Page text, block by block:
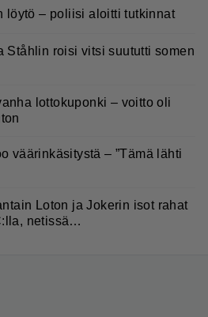
löytö – poliisi aloitti tutkinnat
Ståhlin roisi vitsi suututti somen
lottokuponki – voitto oli
väärinkäsitystä – ”Tämä lähti
Loton ja Jokerin isot rahat
netissä…